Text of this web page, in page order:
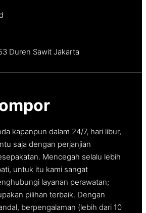
Duren Sawit Jakarta
kapanpun dalam 24/7, hari libur,
saja dengan perjanjian
Mencegah selalu lebih
untuk itu kami sangat
layanan perawatan;
pilihan terbaik. Dengan
berpengalaman (lebih dari 10